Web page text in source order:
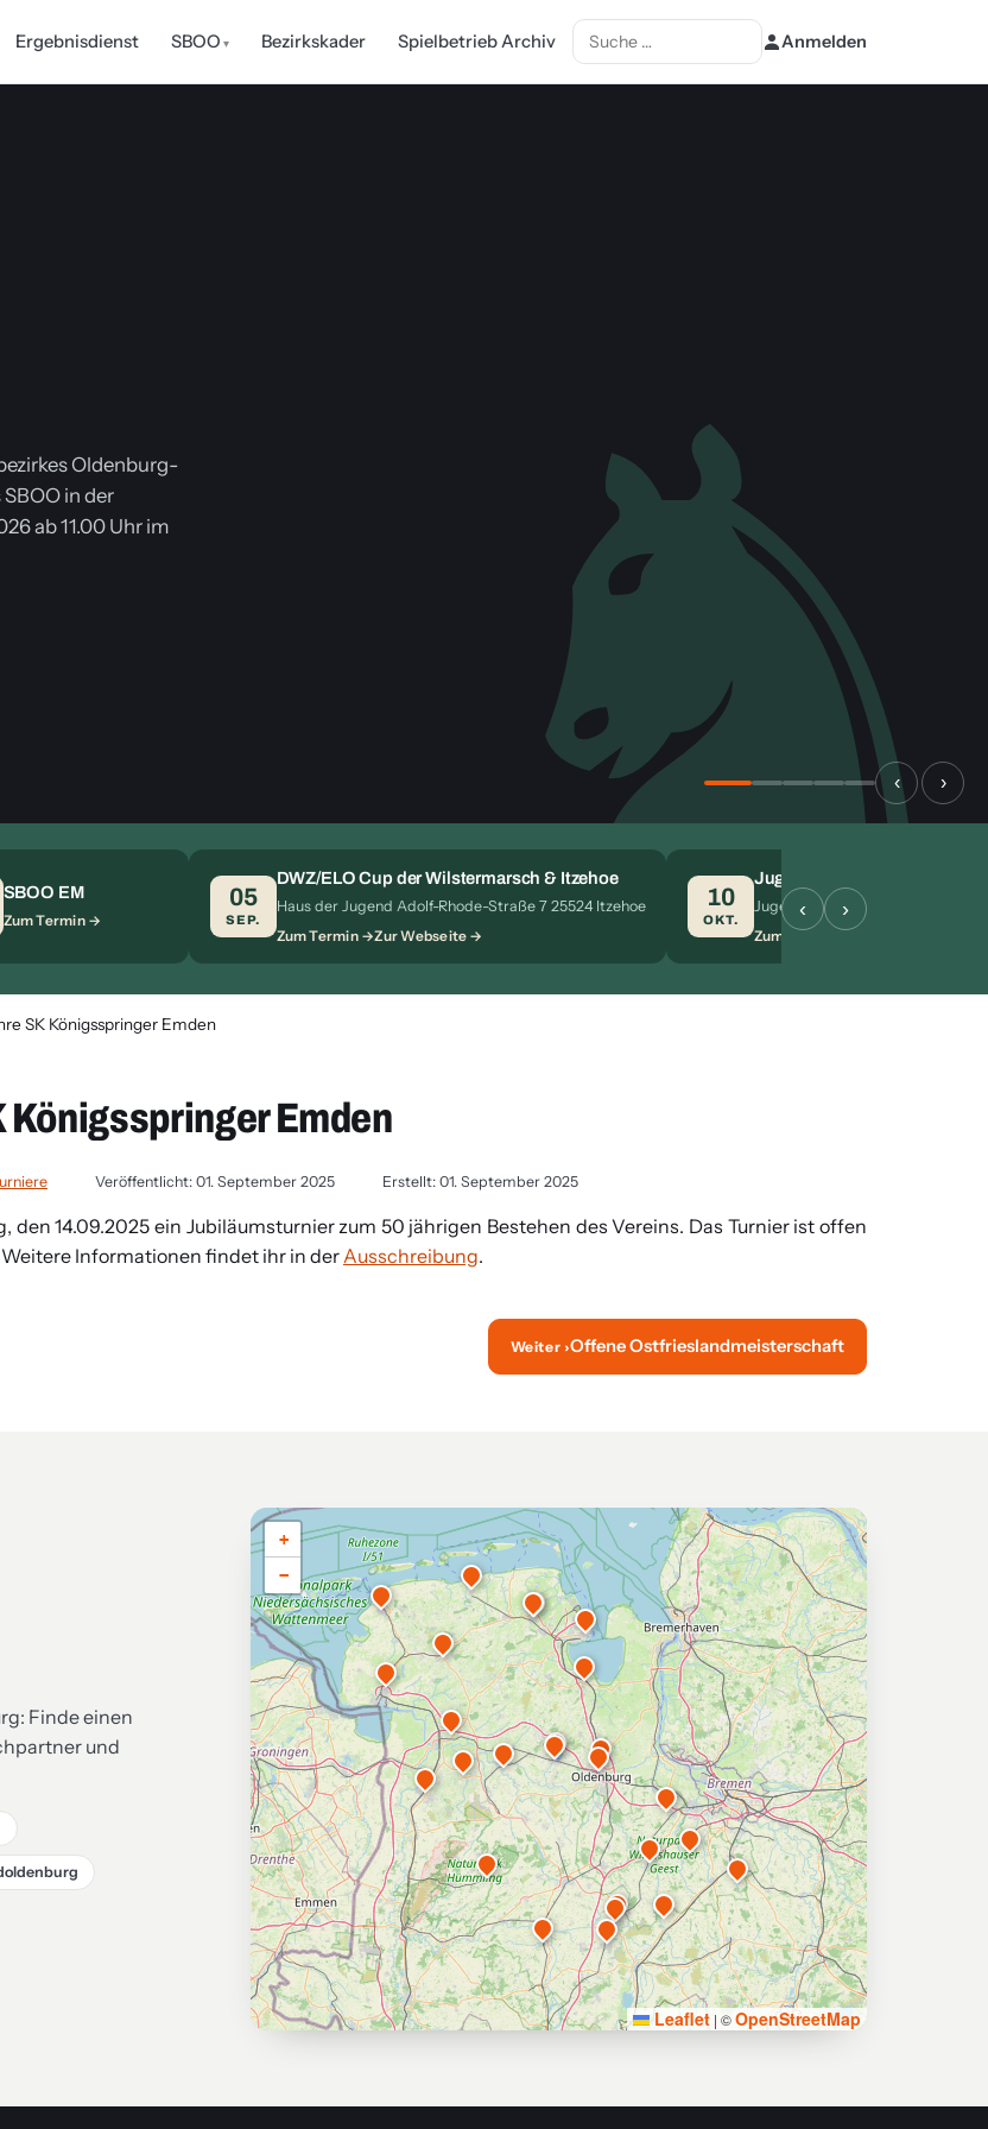
Ergebnisdienst SBOO Bezirkskader Spielbetrieb Archiv Suchen Anmelden
Oldenburg-
SBOO in der
ab 11.00 Uhr im
‹ ›
SBOO EM
Zum Termin
05
SEP.
DWZ/ELO Cup der Wilstermarsch & Itzehoe
Haus der Jugend Adolf-Rhode-Straße 7 25524 Itzehoe
Zum Termin Zur Webseite
10
OKT.
Jugendeinzelmeisterschaft
Jugendherberge Bad
Zum Termin
‹ ›
SK Königsspringer Emden
Emden
Veröffentlicht: 01. September 2025 Erstellt: 01. September 2025
14.09.2025 ein Jubiläumsturnier zum 50 jährigen Bestehen des Vereins. Das Turnier ist offen
Informationen findet ihr in der Ausschreibung.
Weiter ›Offene Ostfrieslandmeisterschaft
Finde einen
und
+
−
Leaflet | ©OpenStreetMap